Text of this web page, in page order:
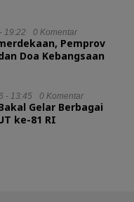
19:22 0 Komentar
Pemprov
Doa Kebangsaan
- 13:45 0 Komentar
Gelar Berbagai
ke-81 RI